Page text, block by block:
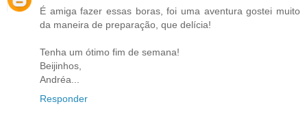
É amiga fazer essas boras, foi uma aventura gostei muito
da maneira de preparação, que delícia!
Tenha um ótimo fim de semana!
Beijinhos,
Andréa...
Responder